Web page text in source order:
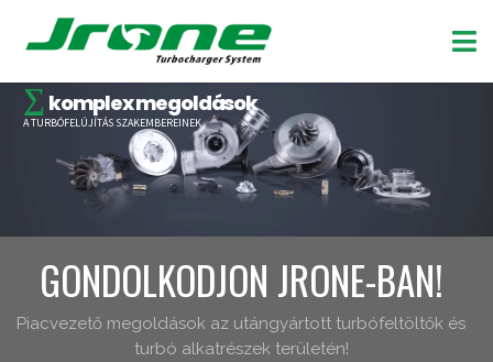
∑ komplex megoldások
A TURBÓFELÚJÍTÁS SZAKEMBEREINEK
GONDOLKODJON JRONE-BAN!
Piacvezető megoldások az utángyártott turbófeltöltők és
turbó alkatrészek területén!